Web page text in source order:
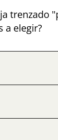
trenzado
a elegir?